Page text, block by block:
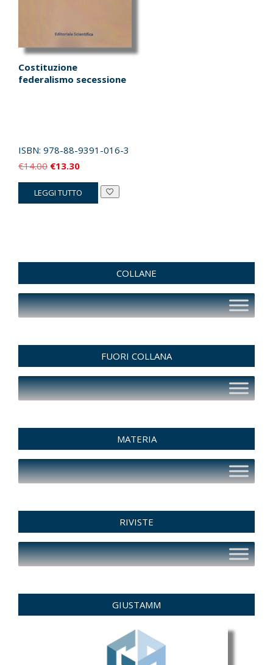
Costituzione
federalismo secessione
ISBN: 978-88-9391-016-3
€14.00 Il
prezzo
originale
€13.30Il
prezzo
attuale
LEGGI TUTTO
COLLANE
FUORI COLLANA
MATERIA
RIVISTE
GIUSTAMM